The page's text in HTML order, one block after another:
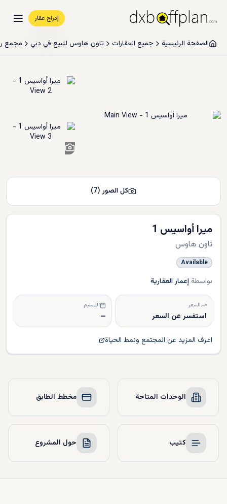
إدراج عقار
الصفحة الرئيسية جميع العقارات تاون هاوس للبيع في دبي مجمع
ميرا أواسيس 1
تاون هاوس
Available
بواسطة إعمار العقارية
السعر
استفسر عن السعر
التسليم
—
اعرف المزيد عن المجتمع ونمط الحياة
كل الصور(
7
)
الوحدات المتاحة مخطط الطابق
كتيب حول المشروع